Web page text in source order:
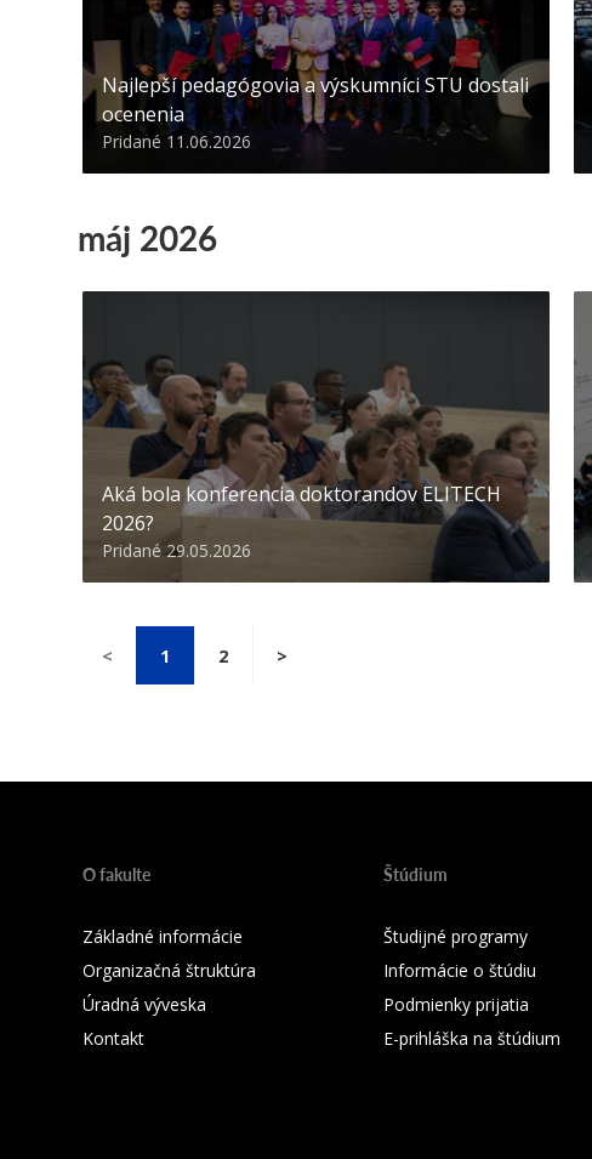
Najlepší pedagógovia a výskumníci STU dostali
ocenenia
Pridané 11.06.2026
máj 2026
Aká bola konferencia doktorandov ELITECH
2026?
Pridané 29.05.2026
< 1 2 >
O fakulte
Základné informácie
Organizačná štruktúra
Úradná výveska
Kontakt
Štúdium
Študijné programy
Informácie o štúdiu
Podmienky prijatia
E-prihláška na štúdium